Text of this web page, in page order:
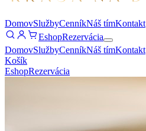
DomovSlužbyCenníkNáš tímKontakt
EshopRezervácia
DomovSlužbyCenníkNáš tímKontakt
Košík
EshopRezervácia